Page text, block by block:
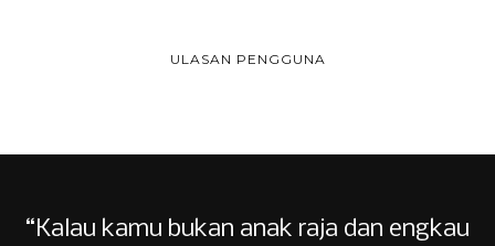
ULASAN PENGGUNA
“Kalau kamu bukan anak raja dan engkau